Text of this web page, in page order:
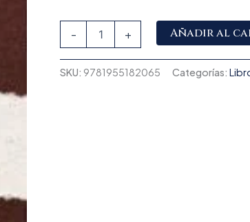
- + Añadir al
SKU: 9781955182065 Categorías: